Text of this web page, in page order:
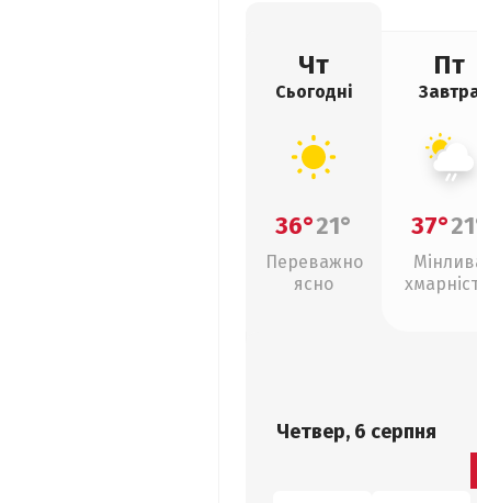
Чт
Сьогодні
36°21°
Переважно
ясно
Пт
37°
Четвер, 6 серпня